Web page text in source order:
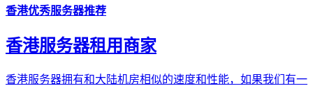
香港优秀服务器推荐
香港服务器租用商家
香港服务器拥有和大陆机房相似的速度和性能，如果我们有一